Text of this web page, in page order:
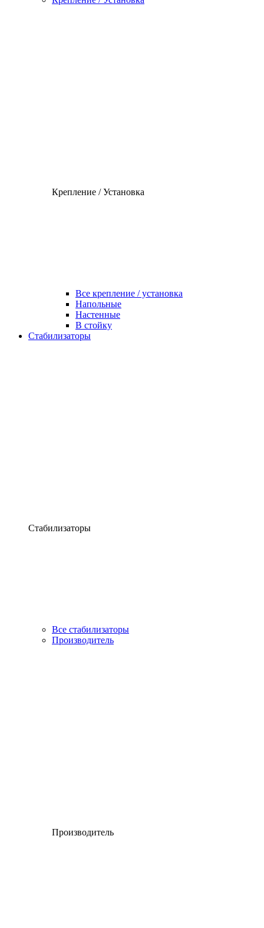
Крепление / Установка
Все крепление / установка
Напольные
Настенные
В стойку
Стабилизаторы
Стабилизаторы
Все стабилизаторы
Производитель
Производитель